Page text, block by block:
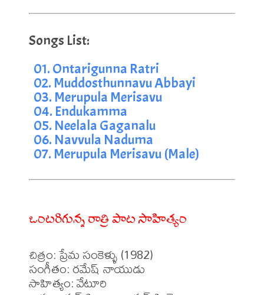
01. Ontarigunna Ratri
02. Muddosthunnavu Abbayi
03. Merupula Merisavu
04. Endukamma
05. Neelala Gaganalu
06. Navvula Naduma
07. Merupula Merisavu (Male)
ఒంటరిగున్న రాత్రి పాట సాహిత్యం
చిత్రం: ప్రేమ సంకెళ్ళు (1982)
సంగీతం: రమేష్ నాయుడు
సాహిత్యం: వేటూరి